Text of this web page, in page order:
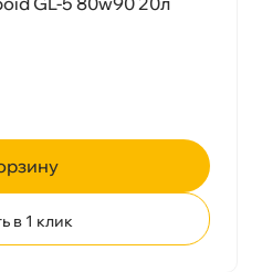
в 1 клик